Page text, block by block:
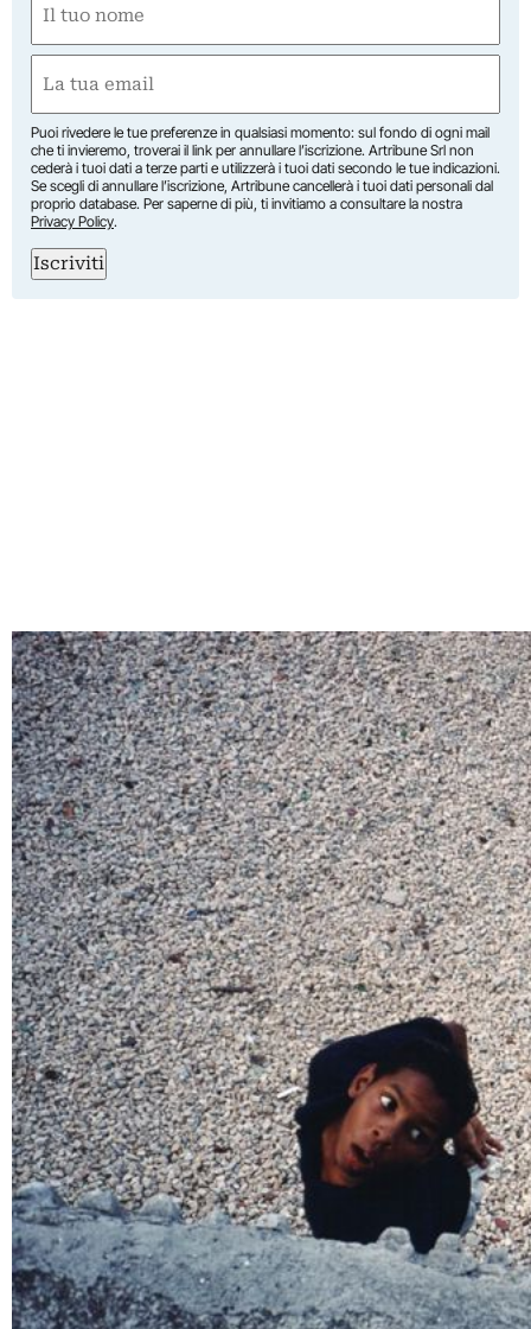
(Obbligatorio)
Nome
(Obbligatorio)
Puoi rivedere le tue preferenze in qualsiasi momento: sul fondo di ogni mail
che ti invieremo, troverai il link per annullare l’iscrizione. Artribune Srl non
cederà i tuoi dati a terze parti e utilizzerà i tuoi dati secondo le tue indicazioni.
Se scegli di annullare l’iscrizione, Artribune cancellerà i tuoi dati personali dal
proprio database. Per saperne di più, ti invitiamo a consultare la nostra
Privacy Policy.
Iscriviti